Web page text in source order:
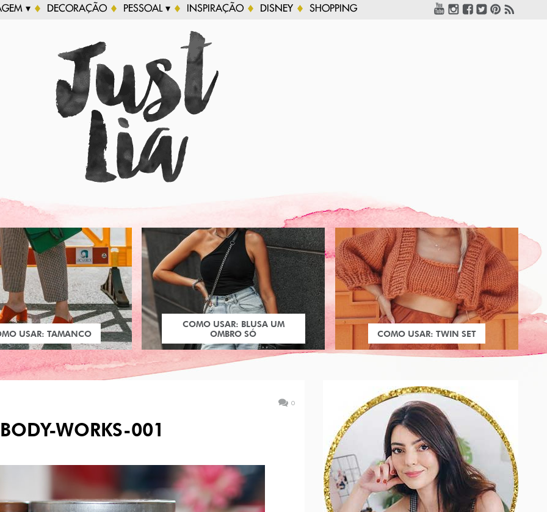
▾ DECORAÇÃO PESSOAL ▾ INSPIRAÇÃO DISNEY SHOPPING
USAR: TAMANCO
COMO USAR: BLUSA UM
OMBRO SÓ
COMO USAR: TWIN SET
0
WORKS-001